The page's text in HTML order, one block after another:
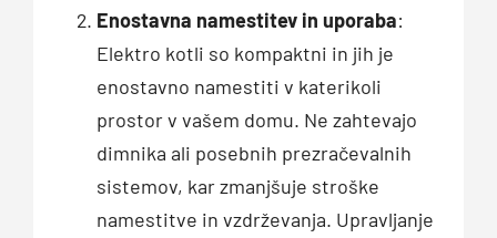
Enostavna namestitev in uporaba:
Elektro kotli so kompaktni in jih je
enostavno namestiti v katerikoli
prostor v vašem domu. Ne zahtevajo
dimnika ali posebnih prezračevalnih
sistemov, kar zmanjšuje stroške
namestitve in vzdrževanja. Upravljanje